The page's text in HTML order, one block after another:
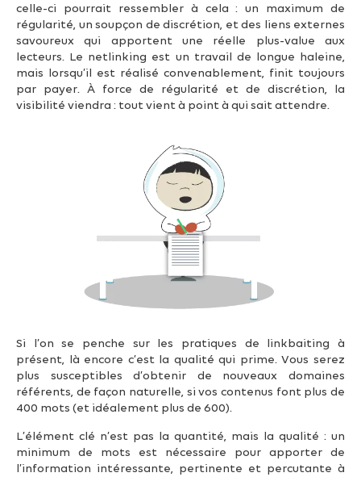
celle-ci pourrait ressembler à cela : un maximum de
régularité, un soupçon de discrétion, et des liens externes
savoureux qui apportent une réelle plus-value aux
lecteurs. Le netlinking est un travail de longue haleine,
mais lorsqu’il est réalisé convenablement, finit toujours
par payer. À force de régularité et de discrétion, la
visibilité viendra : tout vient à point à qui sait attendre.
Si l’on se penche sur les pratiques de linkbaiting à
présent, là encore c’est la qualité qui prime. Vous serez
plus susceptibles d’obtenir de nouveaux domaines
référents, de façon naturelle, si vos contenus font plus de
400 mots (et idéalement plus de 600).
L’élément clé n’est pas la quantité, mais la qualité : un
minimum de mots est nécessaire pour apporter de
l’information intéressante, pertinente et percutante à